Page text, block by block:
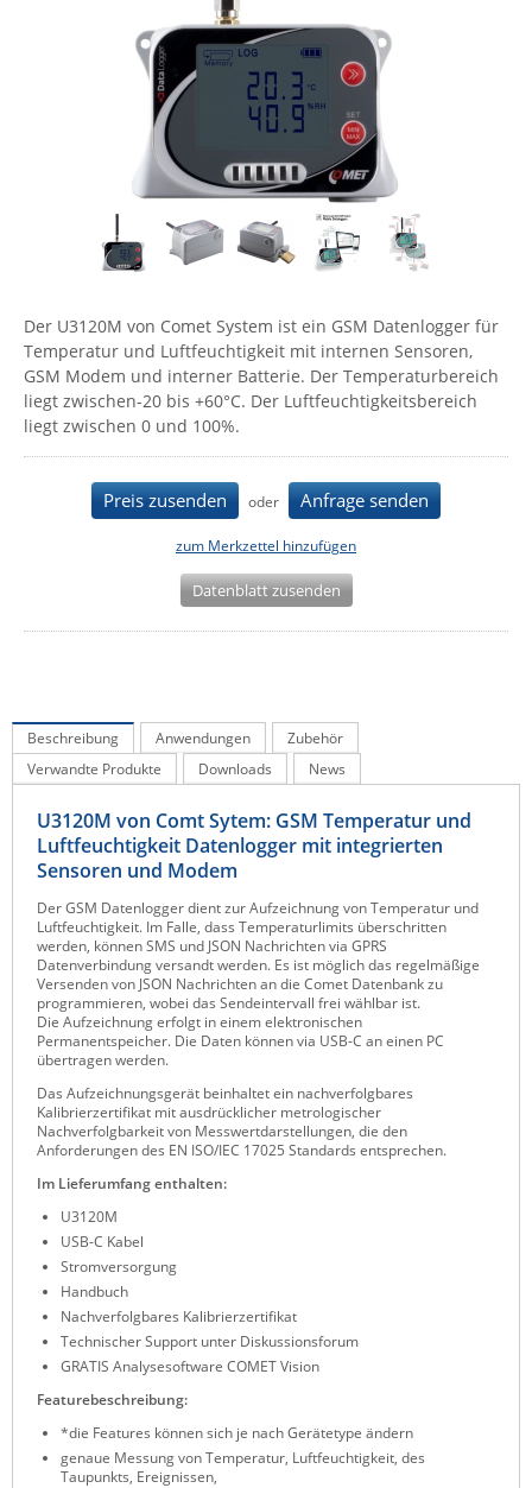
Energiemessung
Energieverteilung
IP, WLAN & GSM Sensorik
IoT - Internet of Things
IPC, Industrielle Netzwerktechnik & WLAN
Industrielle Netzwerktechnik / Kommunikation
Industrielle Computer
Wi-Fi - WLAN - Wireless
IT Netzwerktechnik / Kommunikation
Serverräume
RMA / Rücksendung / Support
Comet System
Contemporary Controls
Enginko - mcf88
Gefen
Gude
Guntermann & Drunck
HW group
Kerlink
Legrand
LigoWave
Milesight
Moxa
Netio
Panorama Antennas
PatchSee
Power Kingdom
Poynting
Raritan
Riello UPS
Siretta
SIRIO Antenne
Sunbird
Tactical Software
TEKTELIC
Teltonika
Unwired Networks
Vision
Der U3120M von Comet System ist ein GSM Datenlogger für
Temperatur und Luftfeuchtigkeit mit internen Sensoren,
GSM Modem und interner Batterie. Der Temperaturbereich
liegt zwischen-20 bis +60°C. Der Luftfeuchtigkeitsbereich
liegt zwischen 0 und 100%.
Preis zusenden oder Anfrage senden
zum Merkzettel hinzufügen
Datenblatt zusenden
Beschreibung Anwendungen
Zubehör
Verwandte Produkte
Downloads News
U3120M von Comt Sytem: GSM Temperatur und
Luftfeuchtigkeit Datenlogger mit integrierten
Sensoren und Modem
Der GSM Datenlogger dient zur Aufzeichnung von Temperatur und
Luftfeuchtigkeit. Im Falle, dass Temperaturlimits überschritten
werden, können SMS und JSON Nachrichten via GPRS
Datenverbindung versandt werden. Es ist möglich das regelmäßige
Versenden von JSON Nachrichten an die Comet Datenbank zu
programmieren, wobei das Sendeintervall frei wählbar ist.
Die Aufzeichnung erfolgt in einem elektronischen
Permanentspeicher. Die Daten können via USB-C an einen PC
übertragen werden.
Das Aufzeichnungsgerät beinhaltet ein nachverfolgbares
Kalibrierzertifikat mit ausdrücklicher metrologischer
Nachverfolgbarkeit von Messwertdarstellungen, die den
Anforderungen des EN ISO/IEC 17025 Standards entsprechen.
Im Lieferumfang enthalten:
U3120M
USB-C Kabel
Stromversorgung
Handbuch
Nachverfolgbares Kalibrierzertifikat
Technischer Support unter Diskussionsforum
GRATIS Analysesoftware COMET Vision
Featurebeschreibung:
*die Features können sich je nach Gerätetype ändern
genaue Messung von Temperatur, Luftfeuchtigkeit, des
Taupunkts, Ereignissen,